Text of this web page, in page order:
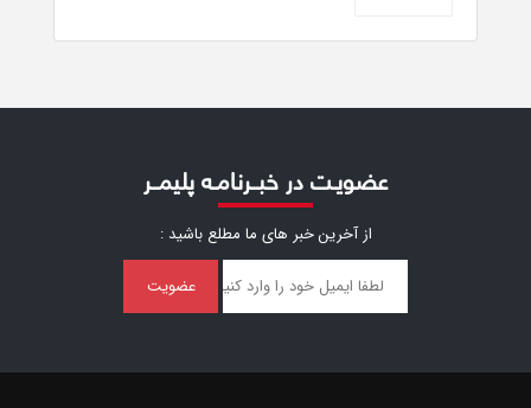
عضویـت در خبــرنامـه پلیمــر
از آخرین خبر ‌های ما مطلع باشید :
عضویت